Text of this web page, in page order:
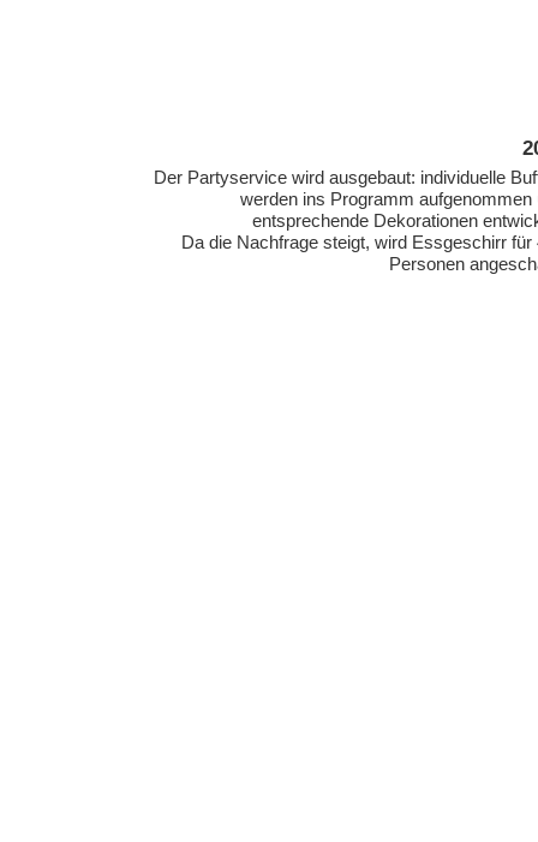
Der Partyservice wird ausgebaut: individuelle
werden ins Programm aufgenommen
entsprechende Dekorationen
Da die Nachfrage steigt, wird Essgeschirr für
Personen